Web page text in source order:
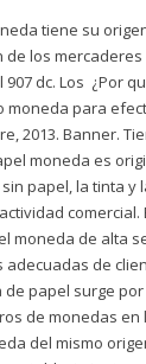
tiene su
de los
907 dc. Los ¿Por
moneda para
2013. Banner.
moneda es
papel, la tinta y
moneda de alta
de
de papel surge
de monedas en
del mismo